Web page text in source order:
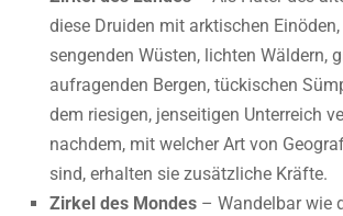
diese Druiden mit arktischen
sengenden Wüsten, lichten Wäldern,
aufragenden Bergen, tückischen
dem riesigen, jenseitigen Unterreich
nachdem, mit welcher Art von
sind, erhalten sie zusätzliche Kräfte.
Zirkel des Mondes – Wandelbar wie